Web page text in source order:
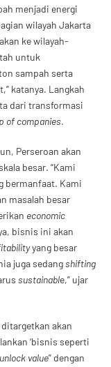
menjadi energi
wilayah Jakarta
ke wilayah-
untuk
sampah serta
katanya. Langkah
dari transformasi
of companies.
Perseroan akan
besar. “Kami
bermanfaat. Kami
masalah besar
economic
bisnis ini akan
yang besar
juga sedangshifting
sustainable,” ujar
akan
‘bisnis seperti
unlock value” dengan